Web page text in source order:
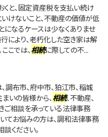
と、固定資産税を支払い続け
けないこと、不動産の価値が低
になるケースは少なくありませ
により、老朽化した空き家は解
こでは、相続に際しての不...
布市、府中市、狛江市、稲城
いの皆様から、相続、不動産、
ご相談を承っている法律事務
てお悩みの方は、調和法律事務
ください。